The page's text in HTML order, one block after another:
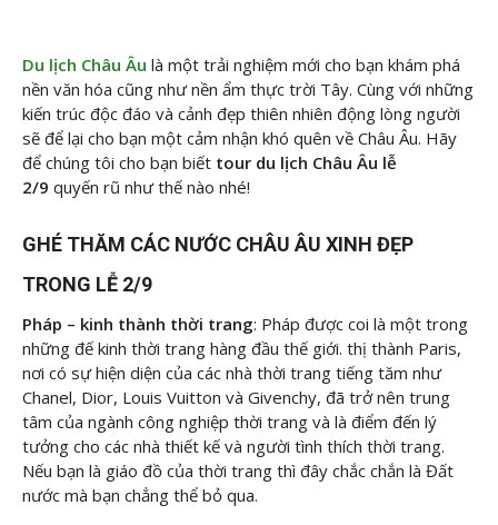
Du lịch Châu Âu là một trải nghiệm mới cho bạn khám phá
nền văn hóa cũng như nền ẩm thực trời Tây. Cùng với những
kiến trúc độc đáo và cảnh đẹp thiên nhiên động lòng người
sẽ để lại cho bạn một cảm nhận khó quên về Châu Âu. Hãy
để chúng tôi cho bạn biết tour du lịch Châu Âu lễ
2/9 quyến rũ như thế nào nhé!
GHÉ THĂM CÁC NƯỚC CHÂU ÂU XINH ĐẸP
TRONG LỄ 2/9
Pháp – kinh thành thời trang: Pháp được coi là một trong
những đế kinh thời trang hàng đầu thế giới. thị thành Paris,
nơi có sự hiện diện của các nhà thời trang tiếng tăm như
Chanel, Dior, Louis Vuitton và Givenchy, đã trở nên trung
tâm của ngành công nghiệp thời trang và là điểm đến lý
tưởng cho các nhà thiết kế và người tình thích thời trang.
Nếu bạn là giáo đồ của thời trang thì đây chắc chắn là Đất
nước mà bạn chẳng thể bỏ qua.